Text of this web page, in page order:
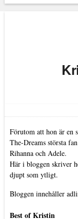
Förutom att hon är en
The-Dreams största
Rihanna och Adele.
Här i bloggen skriver
djupt som ytligt.
Bloggen innehåller
Best of Kristin